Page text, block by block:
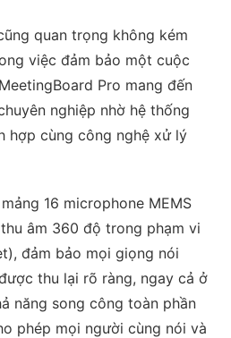
quan trọng không kém
việc đảm bảo một cuộc
Pro mang đến
nghiệp nhờ hệ thống
hợp cùng công nghệ xử lý
16 microphone MEMS
âm 360 độ trong phạm vi
đảm bảo mọi giọng nói
thu lại rõ ràng, ngay cả ở
năng song công toàn phần
phép mọi người cùng nói và